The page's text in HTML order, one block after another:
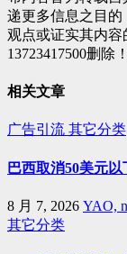
递更多信息之目
观点或证实其内容
13723417500删除！
相关文章
广告引流 其它分类
巴西取消50美元
8 月 7, 2026 YAO,
其它分类